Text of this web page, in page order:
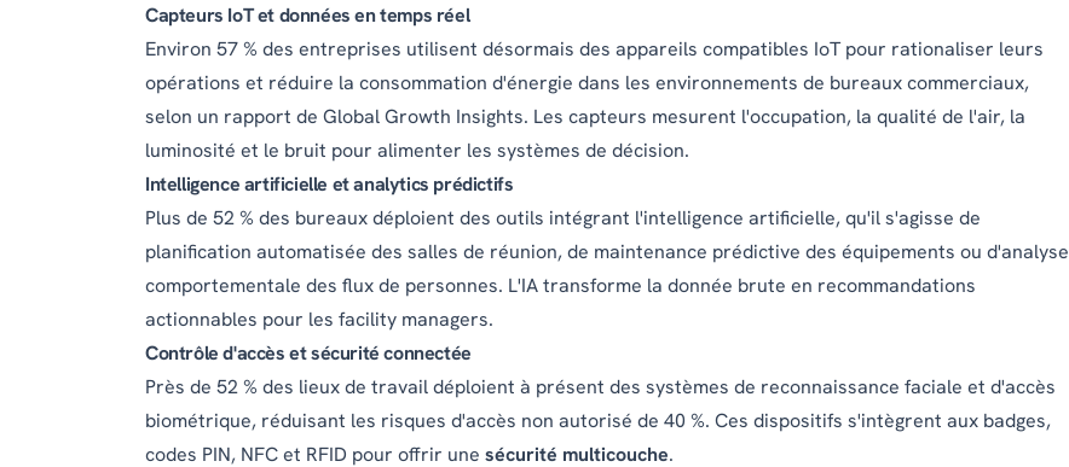
Capteurs IoT et données en temps réel
Environ 57 % des entreprises utilisent désormais des appareils compatibles IoT pour rationaliser leurs
opérations et réduire la consommation d'énergie dans les environnements de bureaux commerciaux,
selon un rapport de Global Growth Insights. Les capteurs mesurent l'occupation, la qualité de l'air, la
luminosité et le bruit pour alimenter les systèmes de décision.
Intelligence artificielle et analytics prédictifs
Plus de 52 % des bureaux déploient des outils intégrant l'intelligence artificielle, qu'il s'agisse de
planification automatisée des salles de réunion, de maintenance prédictive des équipements ou d'analyse
comportementale des flux de personnes. L'IA transforme la donnée brute en recommandations
actionnables pour les facility managers.
Contrôle d'accès et sécurité connectée
Près de 52 % des lieux de travail déploient à présent des systèmes de reconnaissance faciale et d'accès
biométrique, réduisant les risques d'accès non autorisé de 40 %. Ces dispositifs s'intègrent aux badges,
codes PIN, NFC et RFID pour offrir une sécurité multicouche.